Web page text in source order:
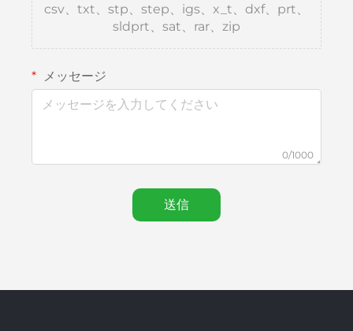
csv、txt、stp、step、igs、x_t、dxf、prt、
sldprt、sat、rar、zip
メッセージ
0/1000
送信